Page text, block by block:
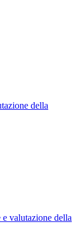
della
valutazione della